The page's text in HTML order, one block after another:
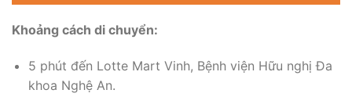
Khoảng cách di chuyển:
5 phút đến Lotte Mart Vinh, Bệnh viện Hữu nghị Đa
khoa Nghệ An.